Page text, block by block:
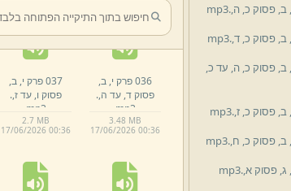
ב, פסוק כ, ה,.
mp3
ב, פסוק כ, ד,.
mp3
ב, פסוק כ, ה, עד כ,
ב, פסוק כ, ז,.
mp3
ב, פסוק כ, ח,.
mp3
ג, פסוק א,.
mp3
036 פרק י,
ב,
פסוק ד, עד ה,.
mp3
3.48 MB
17/06/2026 00:36
037 פרק י,
ב,
פסוק ו, עד ז,.
mp3
2.7 MB
17/06/2026 00:36